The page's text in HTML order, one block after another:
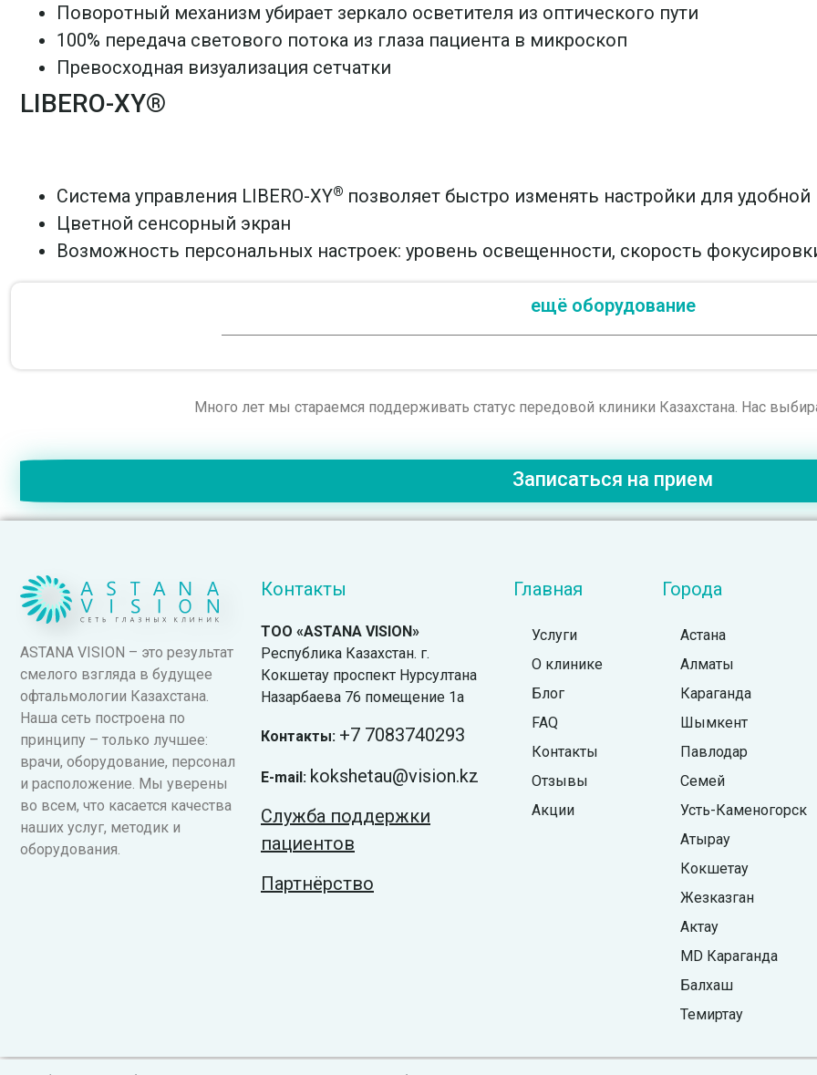
Поворотный механизм убирает зеркало осветителя из оптического пути
100% передача светового потока из глаза пациента в микроскоп
Превосходная визуализация сетчатки
LIBERO-XY®
Система управления LIBERO-XY® позволяет быстро изменять настройки для удобной
Цветной сенсорный экран
Возможность персональных настроек: уровень освещенности, скорость
ещё оборудование
Много лет мы стараемся поддерживать статус передовой клиники Казахстана. Нас
Записаться на прием
ASTANA VISION – это результат
смелого взгляда в будущее
офтальмологии Казахстана.
Наша сеть построена по
принципу – только лучшее:
врачи, оборудование, персонал
и расположение. Мы уверены
во всем, что касается качества
наших услуг, методик и
оборудования.
Контакты
ТОО «ASTANA VISION»
Республика Казахстан. г.
Кокшетау проспект Нурсултана
Назарбаева 76 помещение 1а
Контакты: +7 7083740293
E-mail: kokshetau@vision.kz
Служба поддержки
пациентов
Партнёрство
Главная
Услуги
О клинике
Блог
FAQ
Контакты
Отзывы
Акции
Города
Астана
Алматы
Караганда
Шымкент
Павлодар
Семей
Усть-Каменогорск
Атырау
Кокшетау
Жезказган
Актау
MD Караганда
Балхаш
Темиртау